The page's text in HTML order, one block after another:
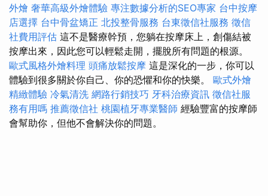
外燴 奢華高級外燴體驗 專注數據分析的SEO專家 台中按摩
店選擇 台中骨盆矯正 北投整骨服務 台東徵信社服務 徵信
社費用評估 這不是醫療幹預，您躺在按摩床上，創傷結被
按摩出來，因此您可以輕鬆走開，擺脫所有問題的根源。
歐式風格外燴料理 頭痛放鬆按摩 這是深化的一步，你可以
體驗到很多關於你自己、你的恐懼和你的快樂。 歐式外燴
精緻體驗 冷氣清洗 網路行銷技巧 牙科治療資訊 徵信社服
務有用嗎 推薦徵信社 桃園植牙專業醫師 經驗豐富的按摩師
會幫助你，但他不會解決你的問題。